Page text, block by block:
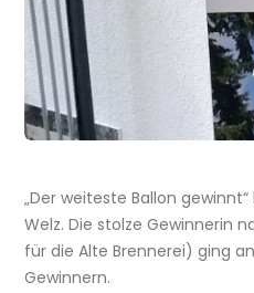
„Der weiteste Ballon
Welz. Die stolze Gewinnerin
für die Alte Brennerei) ging
Gewinnern.